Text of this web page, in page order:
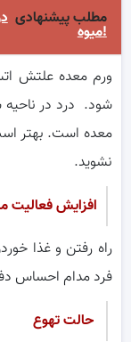
مطلب پیشنهادی
میوه!
ورم معده علتش
شود. درد در ناحیه
معده است. بهتر
نشوید.
افزایش فعالیت
راه رفتن و غذا
فرد مدام احساس
حالت تهوع